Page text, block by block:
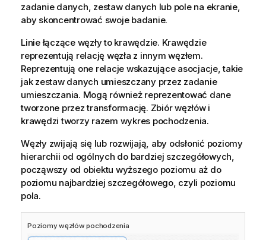
zadanie danych, zestaw danych lub pole na ekranie,
aby skoncentrować swoje badanie.
Linie łączące węzły to krawędzie. Krawędzie
reprezentują relację węzła z innym węzłem.
Reprezentują one relacje wskazujące asocjacje, takie
jak zestaw danych umieszczany przez zadanie
umieszczania. Mogą również reprezentować dane
tworzone przez transformację. Zbiór węzłów i
krawędzi tworzy razem wykres pochodzenia.
Węzły zwijają się lub rozwijają, aby odsłonić poziomy
hierarchii od ogólnych do bardziej szczegółowych,
począwszy od obiektu wyższego poziomu aż do
poziomu najbardziej szczegółowego, czyli poziomu
pola.
Poziomy węzłów pochodzenia